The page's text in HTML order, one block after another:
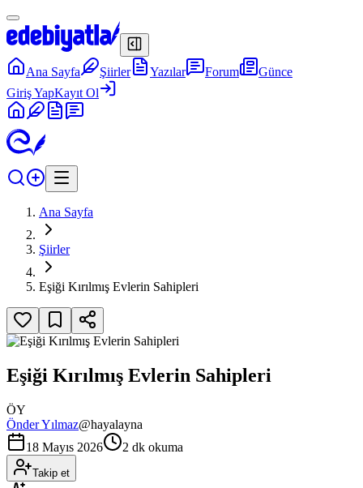
Ana Sayfa Şiirler Yazılar Forum
Günce
Giriş YapKayıt Ol
Ana Sayfa
Şiirler
Eşiği Kırılmış Evlerin Sahipleri
Eşiği Kırılmış Evlerin Sahipleri
ÖY
Önder Yılmaz@hayalayna
18 Mayıs 2026
2 dk okuma
Takip et